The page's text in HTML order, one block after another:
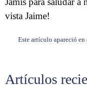
Artículos
vista Jaime!
Este artículo apareció en